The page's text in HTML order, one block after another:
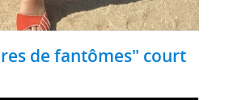
de fantômes" court